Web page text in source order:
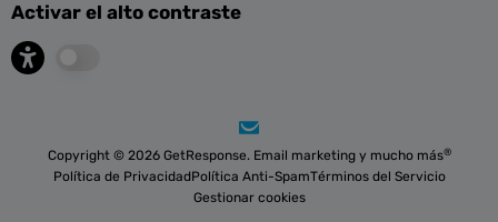
Activar el alto contraste
Copyright © 2026 GetResponse. Email marketing y mucho más®
Política de PrivacidadPolítica Anti-SpamTérminos del Servicio
Gestionar cookies